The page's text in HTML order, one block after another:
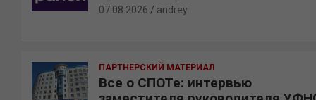
07.08.2026 andrey
ПАРТНЕРСКИЙ МАТЕРИАЛ
Все о СПОТе: интервью